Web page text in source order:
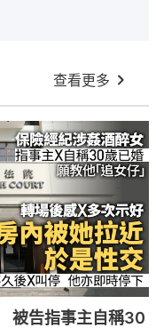
查看更多
被告指事主自稱30